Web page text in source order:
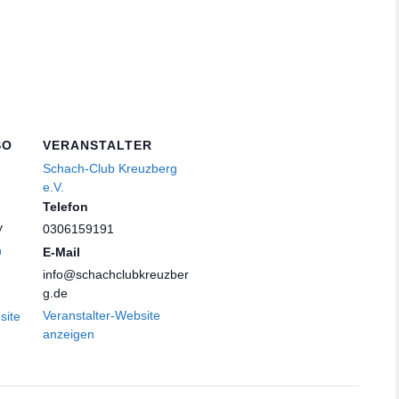
VERANSTALTER
Schach-Club Kreuzberg
e.V.
Telefon
0306159191
E-Mail
info@schachclubkreuzber
g.de
Veranstalter-Website
anzeigen